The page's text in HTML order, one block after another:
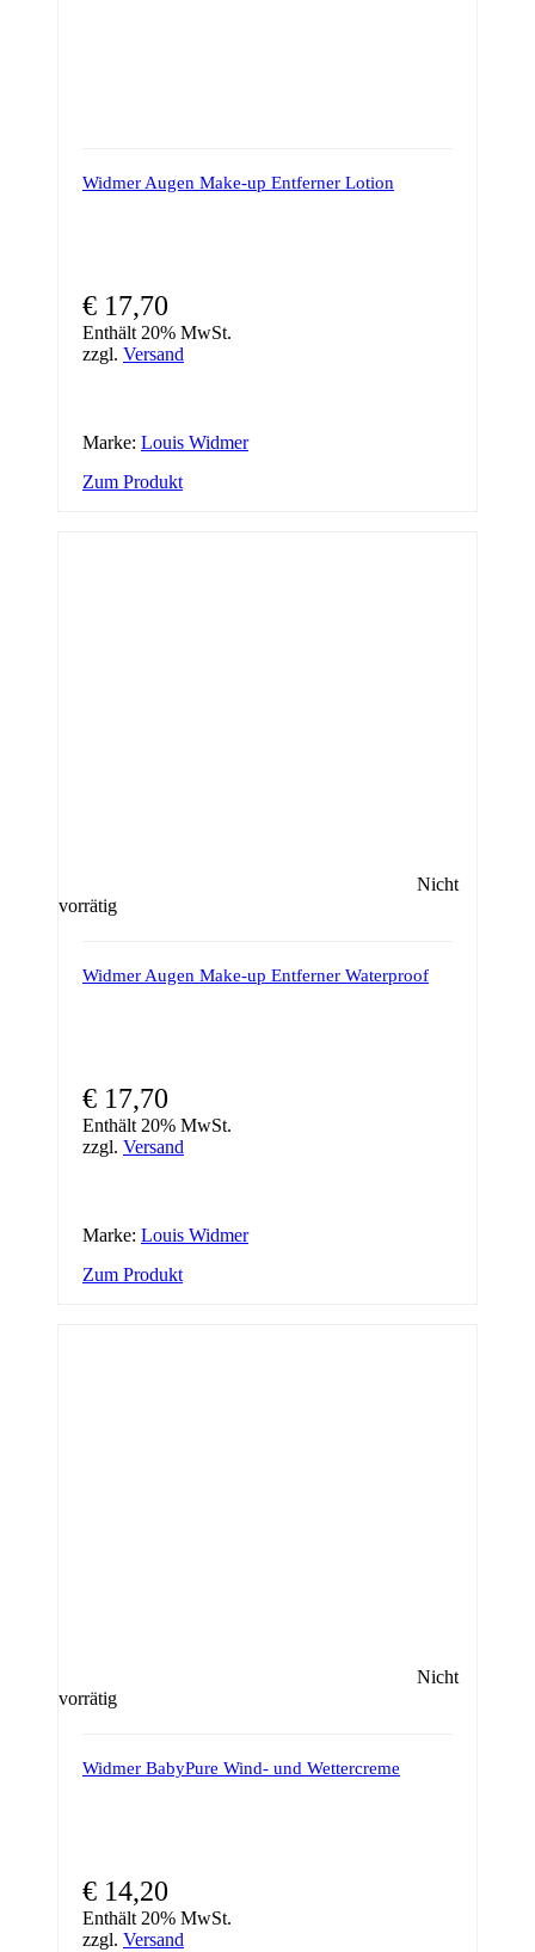
Widmer Augen Make-up Entferner Lotion
€ 17,70
Enthält 20% MwSt.
zzgl. Versand
Marke: Louis Widmer
Zum Produkt
Nicht
vorrätig
Widmer Augen Make-up Entferner Waterproof
€ 17,70
Enthält 20% MwSt.
zzgl. Versand
Marke: Louis Widmer
Zum Produkt
Nicht
vorrätig
Widmer BabyPure Wind- und Wettercreme
€ 14,20
Enthält 20% MwSt.
zzgl. Versand